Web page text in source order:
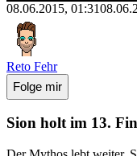
08.06.2015, 01:31
Reto Fehr
Folge mir
Sion holt im 13.